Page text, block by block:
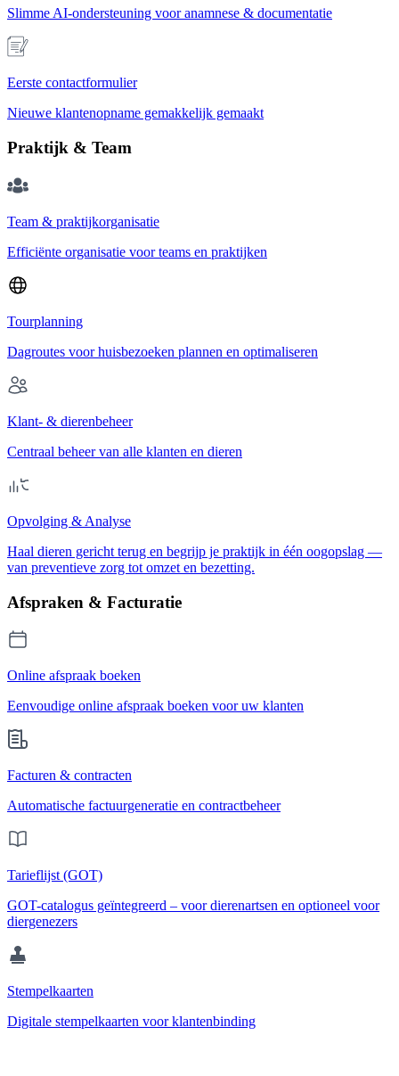
Slimme AI-ondersteuning voor anamnese & documentatie
Eerste contactformulier
Nieuwe klantenopname gemakkelijk gemaakt
Praktijk & Team
Team & praktijkorganisatie
Efficiënte organisatie voor teams en praktijken
Tourplanning
Dagroutes voor huisbezoeken plannen en optimaliseren
Klant- & dierenbeheer
Centraal beheer van alle klanten en dieren
Opvolging & Analyse
Haal dieren gericht terug en begrijp je praktijk in één oogopslag —
van preventieve zorg tot omzet en bezetting.
Afspraken & Facturatie
Online afspraak boeken
Eenvoudige online afspraak boeken voor uw klanten
Facturen & contracten
Automatische factuurgeneratie en contractbeheer
Tarieflijst (GOT)
GOT-catalogus geïntegreerd – voor dierenartsen en optioneel voor
diergenezers
Stempelkaarten
Digitale stempelkaarten voor klantenbinding